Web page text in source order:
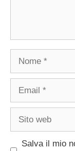
Nome
Email
Sito
Salva il mio